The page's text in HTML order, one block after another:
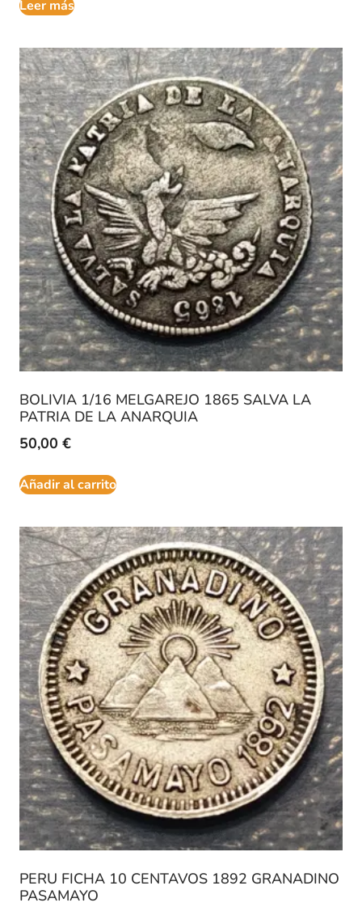
Leer más
BOLIVIA 1/16 MELGAREJO 1865 SALVA LA
PATRIA DE LA ANARQUIA
50,00 €
Añadir al carrito
PERU FICHA 10 CENTAVOS 1892 GRANADINO
PASAMAYO